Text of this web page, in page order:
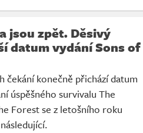
jsou zpět. Děsivý
datum vydání Sons of
čekání konečně přichází datum
úspěšného survivalu The
Forest se z letošního roku